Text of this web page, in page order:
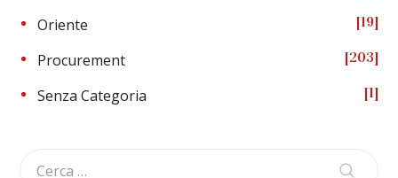
Oriente 19
Procurement 203
Senza Categoria 1